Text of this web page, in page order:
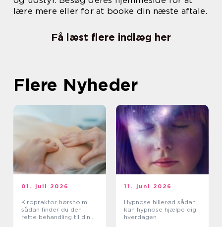
lære mere eller for at booke din næste aftale.
Få læst flere indlæg her
Flere Nyheder
01. juli 2026
Kiropraktor hørsholm
sådan finder du den
rette behandling til dine
11. juni 2026
Hypnose hillerød sådan
kan hypnose hjælpe dig i
hverdagen